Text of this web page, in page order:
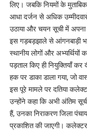
लिए। जबकि नियमों के
आधा दर्जन से अधिक
उठाया और चयन सूची में अपना
इस गड़बड़झाले से आंगनबाड़ी
स्थानीय लोगों और अभ्यर्थियों
पड़ताल किए ही नियुक्तियाँ
हक पर डाका डाला गया, जो
इस पूरे मामले पर दतिया
उन्होंने कहा कि अभी अंतिम
हैं, उनका निराकरण जिला
प्रकाशित की जाएगी।